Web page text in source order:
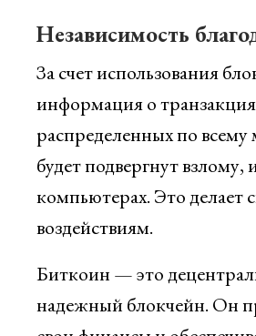
Независимость
За счет использования
информация о
распределенных по
будет подвергнут
компьютерах. Это
воздействиям.
Биткоин — это
надежный блокчейн. Он